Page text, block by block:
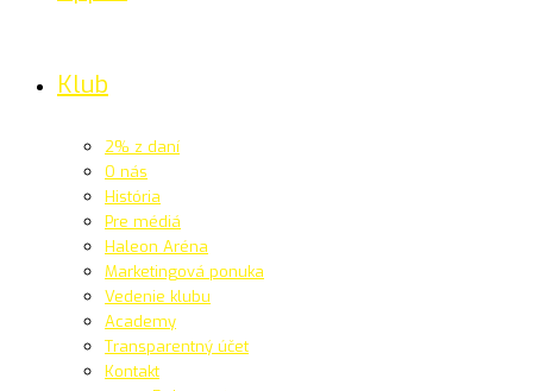
Klub
2% z daní
O nás
História
Pre médiá
Haleon Aréna
Marketingová ponuka
Vedenie klubu
Academy
Transparentný účet
Kontakt